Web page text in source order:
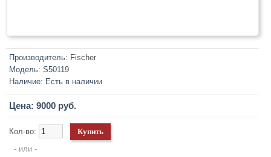
Производитель: Fischer
Модель: S50119
Наличие: Есть в наличии
Цена: 9000 руб.
Кол-во:
- или -